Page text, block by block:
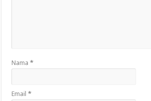
Nama *
Email *